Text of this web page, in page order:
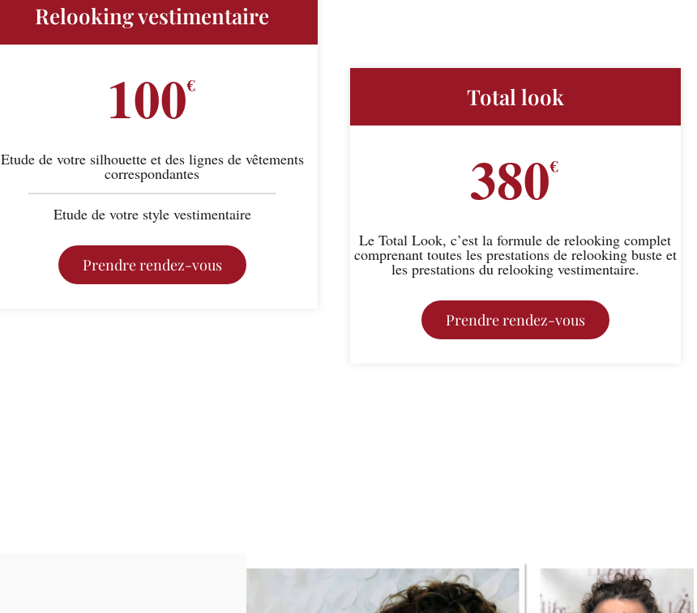
Relooking vestimentaire
100€
Etude de votre silhouette et des lignes de vêtements
correspondantes
Etude de votre style vestimentaire
Prendre rendez-vous
Total look
380€
Le Total Look, c’est la formule de relooking complet
comprenant toutes les prestations de relooking buste et
les prestations du relooking vestimentaire.
Prendre rendez-vous